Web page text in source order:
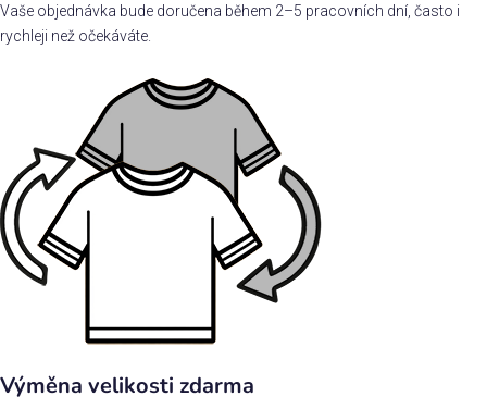
Vaše objednávka bude doručena během 2–5 pracovních dní, často i
rychleji než očekáváte.
Výměna velikosti zdarma